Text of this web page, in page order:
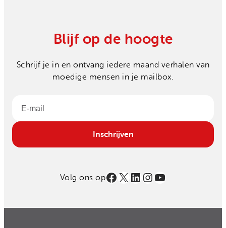
Blijf op de hoogte
Schrijf je in en ontvang iedere maand verhalen van
moedige mensen in je mailbox.
Email
Inschrijven
Volg ons opFacebook
X LinkedIn
Instagram
YouTube